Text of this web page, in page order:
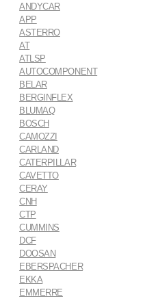
ANDYCAR
APP
ASTERRO
AT
ATLSP
AUTOCOMPONENT
BELAR
BERGINFLEX
BLUMAQ
BOSCH
CAMOZZI
CARLAND
CATERPILLAR
CAVETTO
CERAY
CNH
CTP
CUMMINS
DCF
DOOSAN
EBERSPACHER
EKKA
EMMERRE